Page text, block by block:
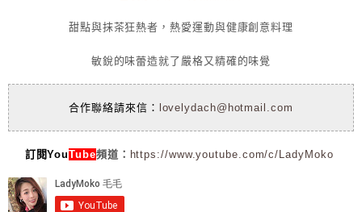
甜點與抹茶狂熱者，熱愛運動與健康創意料理
敏銳的味蕾造就了嚴格又精確的味覺
合作聯絡請來信： lovelydach@hotmail.com
訂閱YouTube頻道： https://www.youtube.com/c/LadyMoko